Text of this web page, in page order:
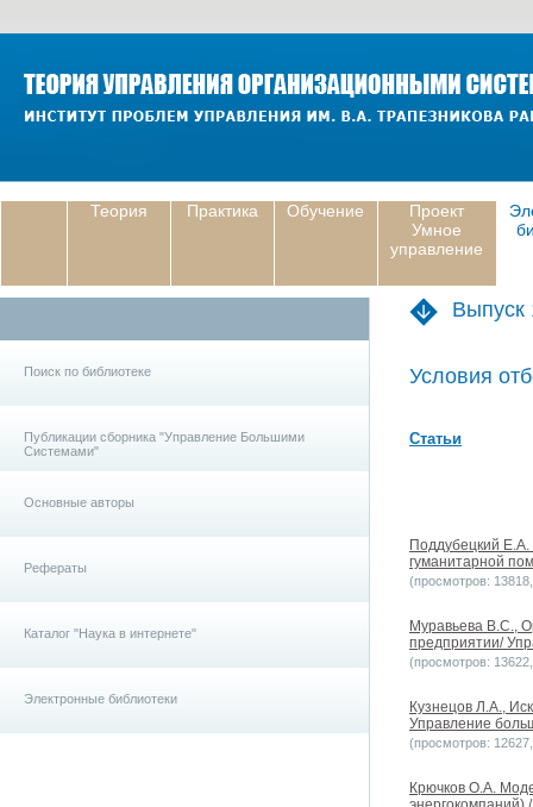
Теория Практика Обучение
Проект
Умное
управление
Поиск по библиотеке
Публикации сборника "Управление Большими
Системами"
Основные авторы
Рефераты
Каталог "Наука в интернете"
Электронные библиотеки
Выпуск
Условия
Статьи
Поддубецкий
гуманитарной
(просмотров:
Муравьева В.С.,
предприятии/
(просмотров:
Кузнецов Л.А.,
Управление
(просмотров:
Крючков О.А.